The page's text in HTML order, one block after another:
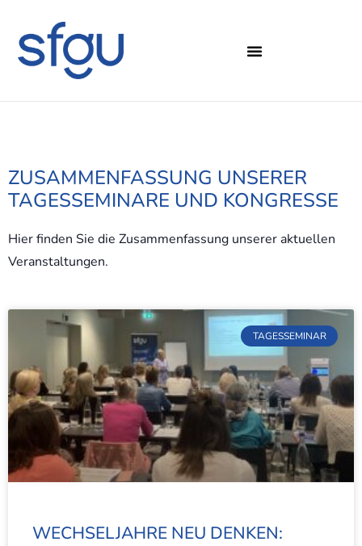
ZUSAMMENFASSUNG UNSERER
TAGESSEMINARE UND KONGRESSE
Hier finden Sie die Zusammenfassung unserer aktuellen
Veranstaltungen.
TAGESSEMINAR
WECHSELJAHRE NEU DENKEN: